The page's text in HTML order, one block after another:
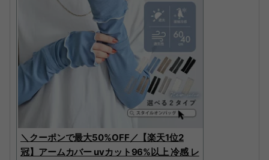
＼クーポンで最大50%OFF／【楽天1位2
冠】アームカバー uvカット96%以上 冷感 レ